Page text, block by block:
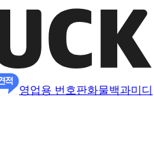
영업용 번호판화물백과미디